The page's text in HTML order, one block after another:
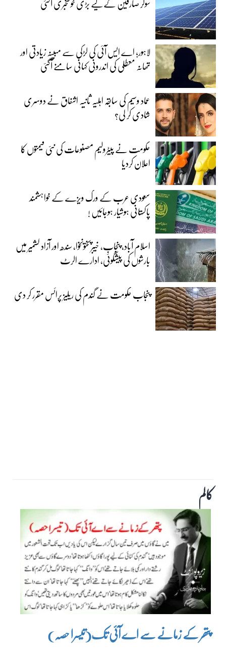
لاہور؛ اے ایس آئی کی لڑکی سے مبینہ زیادتی اور
تھانہ معطلی کی اندرونی کہانی سامنے آگئی
عماد وسیم کی سابقہ اہلیہ ثانیہ اشفاق نے دوسری
شادی کر لی؟
حکومت نے پیٹرولیم مصنوعات کی نئی قیمتوں کا
اعلان کردیا
سعودی عرب کے ورک ویزے کے خواہشمند
پاکستانی ہوشیار ہوجائیں !
اسلام آباد، پنجاب، خیبرپختونخوا، سندھ اور آزاد کشمیر میں
بارشوں کی پیشگوئی، ادارے الرٹ
پنجاب حکومت نے گندم کی ریلیز پرائس مقرر کر دی‎
کالم
پتھر کے زمانے سے اے آئی تک(تیسرا حصہ)